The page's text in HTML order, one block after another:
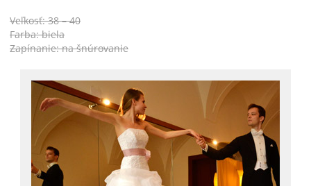
Veľkosť: 38 – 40
Farba: biela
Zapínanie: na šnúrovanie